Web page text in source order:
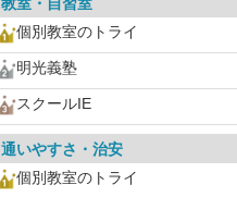
個別教室のトライ
明光義塾
スクールIE
通いやすさ・治安
個別教室のトライ